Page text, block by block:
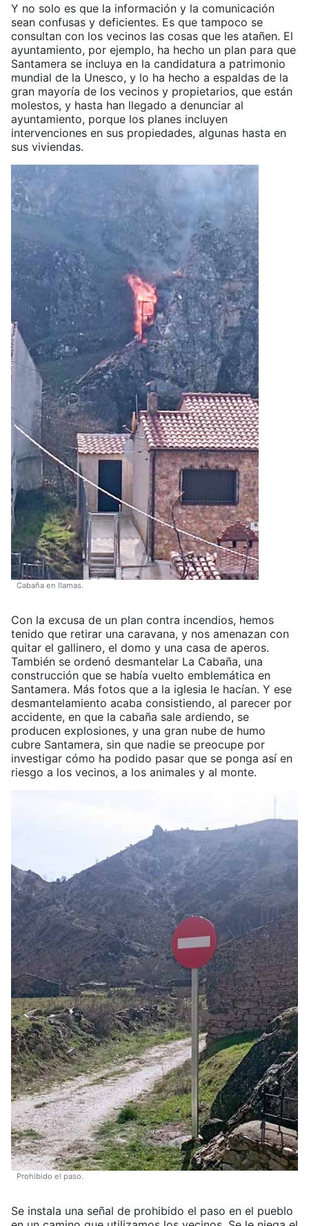
Y no solo es que la información y la comunicación
sean confusas y deficientes. Es que tampoco se
consultan con los vecinos las cosas que les atañen. El
ayuntamiento, por ejemplo, ha hecho un plan para que
Santamera se incluya en la candidatura a patrimonio
mundial de la Unesco, y lo ha hecho a espaldas de la
gran mayoría de los vecinos y propietarios, que están
molestos, y hasta han llegado a denunciar al
ayuntamiento, porque los planes incluyen
intervenciones en sus propiedades, algunas hasta en
sus viviendas.
Cabaña en llamas.
Con la excusa de un plan contra incendios, hemos
tenido que retirar una caravana, y nos amenazan con
quitar el gallinero, el domo y una casa de aperos.
También se ordenó desmantelar La Cabaña, una
construcción que se había vuelto emblemática en
Santamera. Más fotos que a la iglesia le hacían. Y ese
desmantelamiento acaba consistiendo, al parecer por
accidente, en que la cabaña sale ardiendo, se
producen explosiones, y una gran nube de humo
cubre Santamera, sin que nadie se preocupe por
investigar cómo ha podido pasar que se ponga así en
riesgo a los vecinos, a los animales y al monte.
Prohibido el paso.
Se instala una señal de prohibido el paso en el pueblo